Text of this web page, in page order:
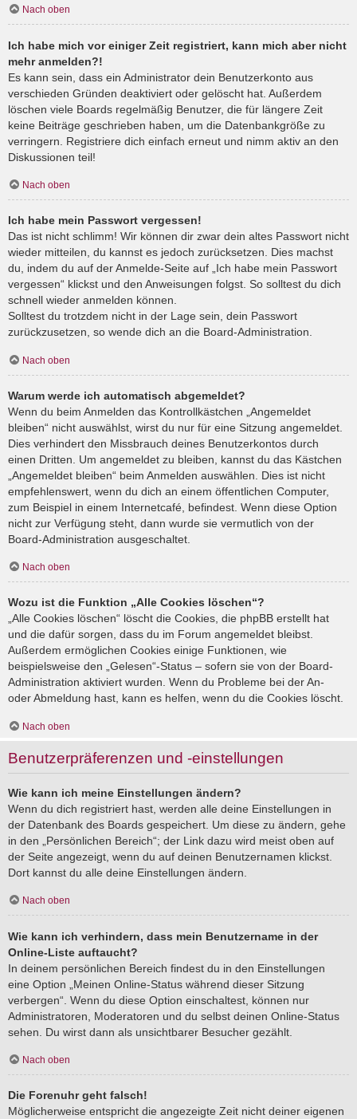
Nach oben
Ich habe mich vor einiger Zeit registriert, kann mich aber nicht
mehr anmelden?!
Es kann sein, dass ein Administrator dein Benutzerkonto aus
verschieden Gründen deaktiviert oder gelöscht hat. Außerdem
löschen viele Boards regelmäßig Benutzer, die für längere Zeit
keine Beiträge geschrieben haben, um die Datenbankgröße zu
verringern. Registriere dich einfach erneut und nimm aktiv an den
Diskussionen teil!
Nach oben
Ich habe mein Passwort vergessen!
Das ist nicht schlimm! Wir können dir zwar dein altes Passwort nicht
wieder mitteilen, du kannst es jedoch zurücksetzen. Dies machst
du, indem du auf der Anmelde-Seite auf „Ich habe mein Passwort
vergessen“ klickst und den Anweisungen folgst. So solltest du dich
schnell wieder anmelden können.
Solltest du trotzdem nicht in der Lage sein, dein Passwort
zurückzusetzen, so wende dich an die Board-Administration.
Nach oben
Warum werde ich automatisch abgemeldet?
Wenn du beim Anmelden das Kontrollkästchen „Angemeldet
bleiben“ nicht auswählst, wirst du nur für eine Sitzung angemeldet.
Dies verhindert den Missbrauch deines Benutzerkontos durch
einen Dritten. Um angemeldet zu bleiben, kannst du das Kästchen
„Angemeldet bleiben“ beim Anmelden auswählen. Dies ist nicht
empfehlenswert, wenn du dich an einem öffentlichen Computer,
zum Beispiel in einem Internetcafé, befindest. Wenn diese Option
nicht zur Verfügung steht, dann wurde sie vermutlich von der
Board-Administration ausgeschaltet.
Nach oben
Wozu ist die Funktion „Alle Cookies löschen“?
„Alle Cookies löschen“ löscht die Cookies, die phpBB erstellt hat
und die dafür sorgen, dass du im Forum angemeldet bleibst.
Außerdem ermöglichen Cookies einige Funktionen, wie
beispielsweise den „Gelesen“-Status – sofern sie von der Board-
Administration aktiviert wurden. Wenn du Probleme bei der An-
oder Abmeldung hast, kann es helfen, wenn du die Cookies löscht.
Nach oben
Benutzerpräferenzen und -einstellungen
Wie kann ich meine Einstellungen ändern?
Wenn du dich registriert hast, werden alle deine Einstellungen in
der Datenbank des Boards gespeichert. Um diese zu ändern, gehe
in den „Persönlichen Bereich“; der Link dazu wird meist oben auf
der Seite angezeigt, wenn du auf deinen Benutzernamen klickst.
Dort kannst du alle deine Einstellungen ändern.
Nach oben
Wie kann ich verhindern, dass mein Benutzername in der
Online-Liste auftaucht?
In deinem persönlichen Bereich findest du in den Einstellungen
eine Option „Meinen Online-Status während dieser Sitzung
verbergen“. Wenn du diese Option einschaltest, können nur
Administratoren, Moderatoren und du selbst deinen Online-Status
sehen. Du wirst dann als unsichtbarer Besucher gezählt.
Nach oben
Die Forenuhr geht falsch!
Möglicherweise entspricht die angezeigte Zeit nicht deiner eigenen